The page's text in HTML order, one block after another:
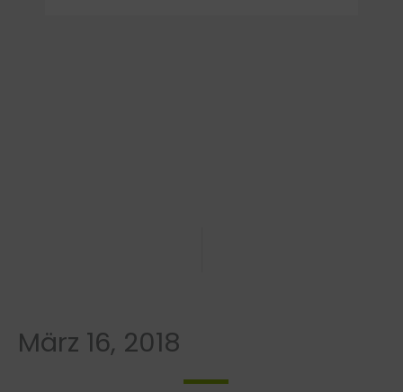
März 16, 2018